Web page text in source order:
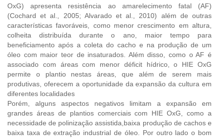
OxG) apresenta resistência ao amarelecimento fatal (AF)
(Cochard et al., 2005; Alvarado et al., 2010) além de outras
características favoráveis, como menor crescimento em altura,
colheita distribuída durante o ano, maior tempo para
beneficiamento após a coleta do cacho e na produção de um
óleo com maior teor de insaturados. Além disso, como o AF é
associado com áreas com menor déficit hídrico, o HIE OxG
permite o plantio nestas áreas, que além de serem mais
produtivas, oferecem a oportunidade da expansão da cultura em
diferentes localidades
Porém, alguns aspectos negativos limitam a expansão em
grandes áreas de plantios comerciais com HIE OxG, como a
necessidade de polinização assistida,baixa produção de cachos e
baixa taxa de extração industrial de óleo. Por outro lado o bom